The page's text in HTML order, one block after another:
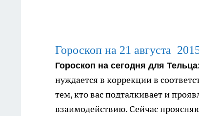
Гороскоп на 21 августа
Гороскоп на сегодня для
нуждается в коррекции в
тем, кто вас подталкивает и
взаимодействию. Сейчас